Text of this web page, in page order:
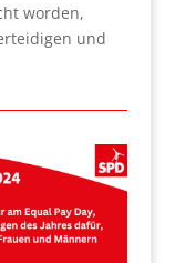
worden,
und